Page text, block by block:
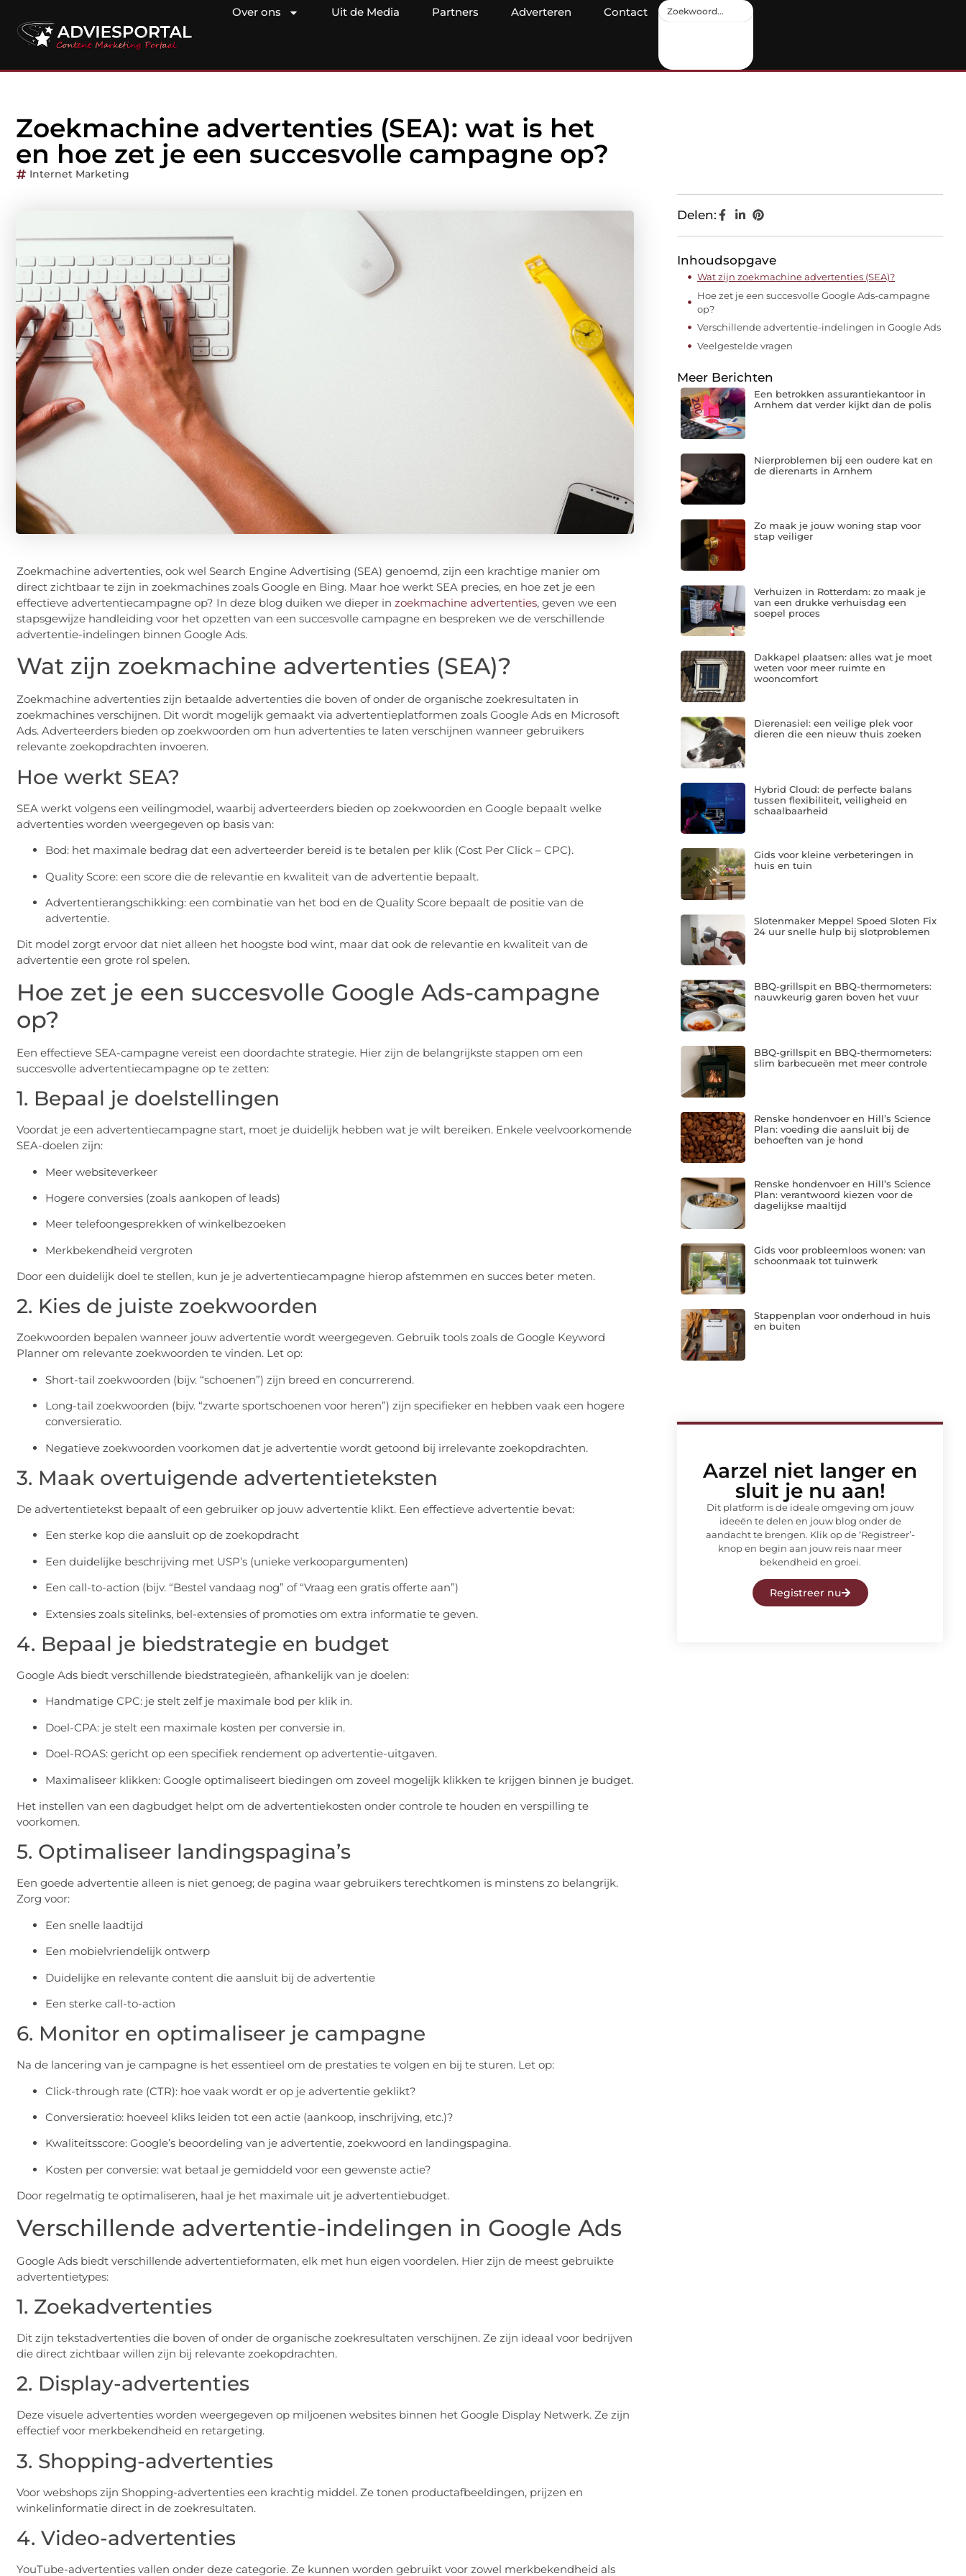
Over ons Uit de Media Partners Adverteren Contact
Zoekmachine advertenties (SEA): wat is het
en hoe zet je een succesvolle campagne op?
Internet Marketing
Zoekmachine advertenties, ook wel Search Engine Advertising (SEA) genoemd, zijn een krachtige manier om
direct zichtbaar te zijn in zoekmachines zoals Google en Bing. Maar hoe werkt SEA precies, en hoe zet je een
effectieve advertentiecampagne op? In deze blog duiken we dieper in zoekmachine advertenties, geven we een
stapsgewijze handleiding voor het opzetten van een succesvolle campagne en bespreken we de verschillende
advertentie-indelingen binnen Google Ads.
Wat zijn zoekmachine advertenties (SEA)?
Zoekmachine advertenties zijn betaalde advertenties die boven of onder de organische zoekresultaten in
zoekmachines verschijnen. Dit wordt mogelijk gemaakt via advertentieplatformen zoals Google Ads en Microsoft
Ads. Adverteerders bieden op zoekwoorden om hun advertenties te laten verschijnen wanneer gebruikers
relevante zoekopdrachten invoeren.
Hoe werkt SEA?
SEA werkt volgens een veilingmodel, waarbij adverteerders bieden op zoekwoorden en Google bepaalt welke
advertenties worden weergegeven op basis van:
Bod: het maximale bedrag dat een adverteerder bereid is te betalen per klik (Cost Per Click – CPC).
Quality Score: een score die de relevantie en kwaliteit van de advertentie bepaalt.
Advertentierangschikking: een combinatie van het bod en de Quality Score bepaalt de positie van de
advertentie.
Dit model zorgt ervoor dat niet alleen het hoogste bod wint, maar dat ook de relevantie en kwaliteit van de
advertentie een grote rol spelen.
Hoe zet je een succesvolle Google Ads-campagne
op?
Een effectieve SEA-campagne vereist een doordachte strategie. Hier zijn de belangrijkste stappen om een
succesvolle advertentiecampagne op te zetten:
1. Bepaal je doelstellingen
Voordat je een advertentiecampagne start, moet je duidelijk hebben wat je wilt bereiken. Enkele veelvoorkomende
SEA-doelen zijn:
Meer websiteverkeer
Hogere conversies (zoals aankopen of leads)
Meer telefoongesprekken of winkelbezoeken
Merkbekendheid vergroten
Door een duidelijk doel te stellen, kun je je advertentiecampagne hierop afstemmen en succes beter meten.
2. Kies de juiste zoekwoorden
Zoekwoorden bepalen wanneer jouw advertentie wordt weergegeven. Gebruik tools zoals de Google Keyword
Planner om relevante zoekwoorden te vinden. Let op:
Short-tail zoekwoorden (bijv. “schoenen”) zijn breed en concurrerend.
Long-tail zoekwoorden (bijv. “zwarte sportschoenen voor heren”) zijn specifieker en hebben vaak een hogere
conversieratio.
Negatieve zoekwoorden voorkomen dat je advertentie wordt getoond bij irrelevante zoekopdrachten.
3. Maak overtuigende advertentieteksten
De advertentietekst bepaalt of een gebruiker op jouw advertentie klikt. Een effectieve advertentie bevat:
Een sterke kop die aansluit op de zoekopdracht
Een duidelijke beschrijving met USP’s (unieke verkoopargumenten)
Een call-to-action (bijv. “Bestel vandaag nog” of “Vraag een gratis offerte aan”)
Extensies zoals sitelinks, bel-extensies of promoties om extra informatie te geven.
4. Bepaal je biedstrategie en budget
Google Ads biedt verschillende biedstrategieën, afhankelijk van je doelen:
Handmatige CPC: je stelt zelf je maximale bod per klik in.
Doel-CPA: je stelt een maximale kosten per conversie in.
Doel-ROAS: gericht op een specifiek rendement op advertentie-uitgaven.
Maximaliseer klikken: Google optimaliseert biedingen om zoveel mogelijk klikken te krijgen binnen je budget.
Het instellen van een dagbudget helpt om de advertentiekosten onder controle te houden en verspilling te
voorkomen.
5. Optimaliseer landingspagina’s
Een goede advertentie alleen is niet genoeg; de pagina waar gebruikers terechtkomen is minstens zo belangrijk.
Zorg voor:
Een snelle laadtijd
Een mobielvriendelijk ontwerp
Duidelijke en relevante content die aansluit bij de advertentie
Een sterke call-to-action
6. Monitor en optimaliseer je campagne
Na de lancering van je campagne is het essentieel om de prestaties te volgen en bij te sturen. Let op:
Click-through rate (CTR): hoe vaak wordt er op je advertentie geklikt?
Conversieratio: hoeveel kliks leiden tot een actie (aankoop, inschrijving, etc.)?
Kwaliteitsscore: Google’s beoordeling van je advertentie, zoekwoord en landingspagina.
Kosten per conversie: wat betaal je gemiddeld voor een gewenste actie?
Door regelmatig te optimaliseren, haal je het maximale uit je advertentiebudget.
Verschillende advertentie-indelingen in Google Ads
Google Ads biedt verschillende advertentieformaten, elk met hun eigen voordelen. Hier zijn de meest gebruikte
advertentietypes:
1. Zoekadvertenties
Dit zijn tekstadvertenties die boven of onder de organische zoekresultaten verschijnen. Ze zijn ideaal voor bedrijven
die direct zichtbaar willen zijn bij relevante zoekopdrachten.
2. Display-advertenties
Deze visuele advertenties worden weergegeven op miljoenen websites binnen het Google Display Netwerk. Ze zijn
effectief voor merkbekendheid en retargeting.
3. Shopping-advertenties
Voor webshops zijn Shopping-advertenties een krachtig middel. Ze tonen productafbeeldingen, prijzen en
winkelinformatie direct in de zoekresultaten.
4. Video-advertenties
YouTube-advertenties vallen onder deze categorie. Ze kunnen worden gebruikt voor zowel merkbekendheid als
Delen:
Inhoudsopgave
Wat zijn zoekmachine advertenties (SEA)?
Hoe zet je een succesvolle Google Ads-campagne
op?
Verschillende advertentie-indelingen in Google Ads
Veelgestelde vragen
Meer Berichten
Een betrokken assurantiekantoor in
Arnhem dat verder kijkt dan de polis
Nierproblemen bij een oudere kat en
de dierenarts in Arnhem
Zo maak je jouw woning stap voor
stap veiliger
Verhuizen in Rotterdam: zo maak je
van een drukke verhuisdag een
soepel proces
Dakkapel plaatsen: alles wat je moet
weten voor meer ruimte en
wooncomfort
Dierenasiel: een veilige plek voor
dieren die een nieuw thuis zoeken
Hybrid Cloud: de perfecte balans
tussen flexibiliteit, veiligheid en
schaalbaarheid
Gids voor kleine verbeteringen in
huis en tuin
Slotenmaker Meppel Spoed Sloten Fix
24 uur snelle hulp bij slotproblemen
BBQ-grillspit en BBQ-thermometers:
nauwkeurig garen boven het vuur
BBQ-grillspit en BBQ-thermometers:
slim barbecueën met meer controle
Renske hondenvoer en Hill’s Science
Plan: voeding die aansluit bij de
behoeften van je hond
Renske hondenvoer en Hill’s Science
Plan: verantwoord kiezen voor de
dagelijkse maaltijd
Gids voor probleemloos wonen: van
schoonmaak tot tuinwerk
Stappenplan voor onderhoud in huis
en buiten
Aarzel niet langer en
sluit je nu aan!
Dit platform is de ideale omgeving om jouw
ideeën te delen en jouw blog onder de
aandacht te brengen. Klik op de ‘Registreer’-
knop en begin aan jouw reis naar meer
bekendheid en groei.
Registreer nu